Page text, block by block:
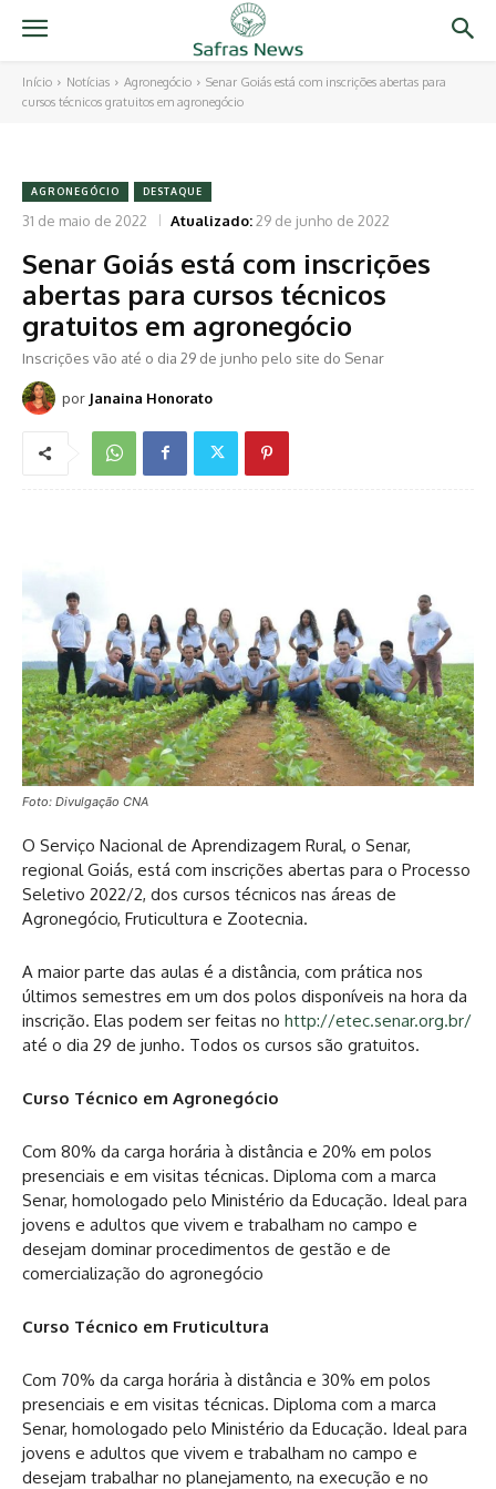
Início Notícias Agronegócio
Senar Goiás está com inscrições abertas para
cursos técnicos gratuitos em agronegócio
AGRONEGÓCIO DESTAQUE
31 de maio de 2022 Atualizado:29 de junho de 2022
Senar Goiás está com inscrições
abertas para cursos técnicos
gratuitos em agronegócio
Inscrições vão até o dia 29 de junho pelo site do Senar
por Janaina Honorato
Foto: Divulgação CNA
O Serviço Nacional de Aprendizagem Rural, o Senar,
regional Goiás, está com inscrições abertas para o Processo
Seletivo 2022/2, dos cursos técnicos nas áreas de
Agronegócio, Fruticultura e Zootecnia.
A maior parte das aulas é a distância, com prática nos
últimos semestres em um dos polos disponíveis na hora da
inscrição. Elas podem ser feitas no http://etec.senar.org.br/
até o dia 29 de junho. Todos os cursos são gratuitos.
Curso Técnico em Agronegócio
Com 80% da carga horária à distância e 20% em polos
presenciais e em visitas técnicas. Diploma com a marca
Senar, homologado pelo Ministério da Educação. Ideal para
jovens e adultos que vivem e trabalham no campo e
desejam dominar procedimentos de gestão e de
comercialização do agronegócio
Curso Técnico em Fruticultura
Com 70% da carga horária à distância e 30% em polos
presenciais e em visitas técnicas. Diploma com a marca
Senar, homologado pelo Ministério da Educação. Ideal para
jovens e adultos que vivem e trabalham no campo e
desejam trabalhar no planejamento, na execução e no